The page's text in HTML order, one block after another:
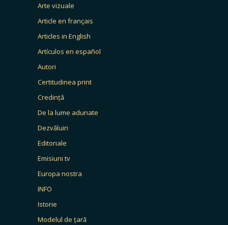
Arte vizuale
Article en français
Articles in English
Artículos en español
Autori
Certitudinea print
Credință
De la lume adunate
Dezvăluiri
Editoriale
Emisiuni tv
Europa nostra
INFO
Istorie
Modelul de țară